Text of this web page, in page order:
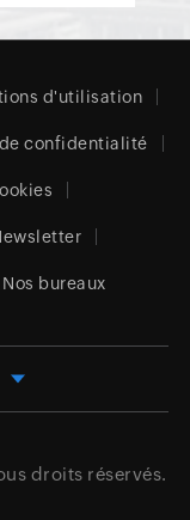
d'utilisation
confidentialité
Nos bureaux
droits réservés.